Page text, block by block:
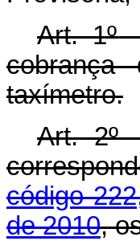
Art. 1º
taxímetro.
Art. 2º
código
de 2010,